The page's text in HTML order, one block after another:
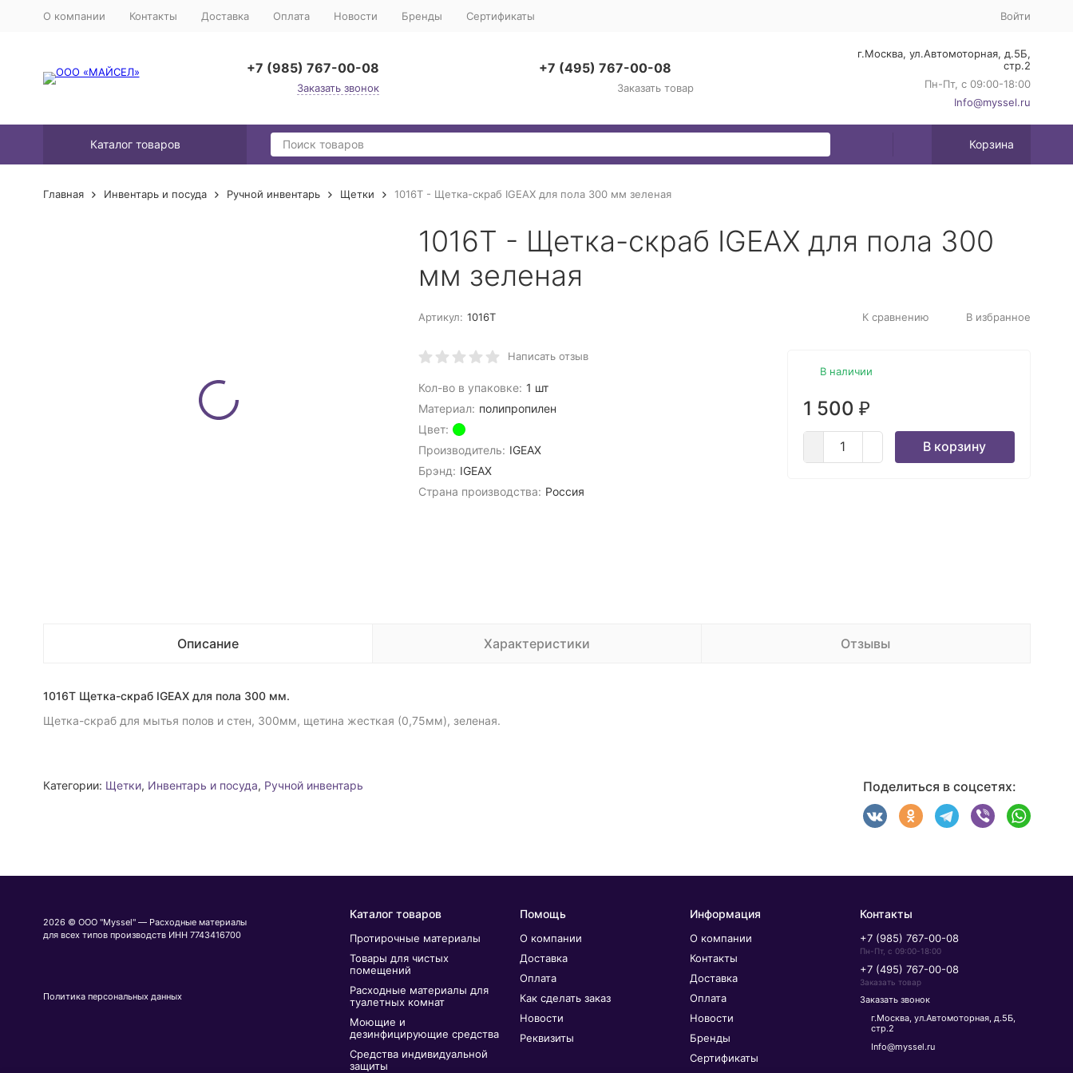
О компании Контакты Доставка Оплата Новости Бренды Сертификаты Войти
+7 (985) 767-00-08
Заказать звонок
+7 (495) 767-00-08
Заказать товар
г.Москва, ул.Автомоторная, д.5Б,
стр.2
Пн-Пт, с 09:00-18:00
Info@myssel.ru
Каталог товаров Корзина
Главная Инвентарь и посуда Ручной инвентарь Щетки 1016T - Щетка-скраб IGEAX для пола 300 мм зеленая
1016T - Щетка-скраб IGEAX для пола 300
мм зеленая
Артикул: 1016T К сравнению В избранное
Написать отзыв
Кол-во в упаковке: 1 шт
Материал: полипропилен
Цвет:
Производитель: IGEAX
Брэнд: IGEAX
Страна производства: Россия
В наличии
1 500 ₽
В корзину
Описание Характеристики Отзывы
1016T Щетка-скраб IGEAX для пола 300 мм.
Щетка-скраб для мытья полов и стен, 300мм, щетина жесткая (0,75мм), зеленая.
Категории: Щетки, Инвентарь и посуда, Ручной инвентарь Поделиться в соцсетях:
2026 © ООО "Myssel" — Расходные материалы
для всех типов производств ИНН 7743416700
Политика персональных данных
Каталог товаров
Протирочные материалы
Товары для чистых
помещений
Расходные материалы для
туалетных комнат
Моющие и
дезинфицирующие средства
Средства индивидуальной
защиты
Помощь
О компании
Доставка
Оплата
Как сделать заказ
Новости
Реквизиты
Информация
О компании
Контакты
Доставка
Оплата
Новости
Бренды
Сертификаты
Контакты
+7 (985) 767-00-08
Пн-Пт, с 09:00-18:00
+7 (495) 767-00-08
Заказать товар
Заказать звонок
г.Москва, ул.Автомоторная, д.5Б,
стр.2
Info@myssel.ru